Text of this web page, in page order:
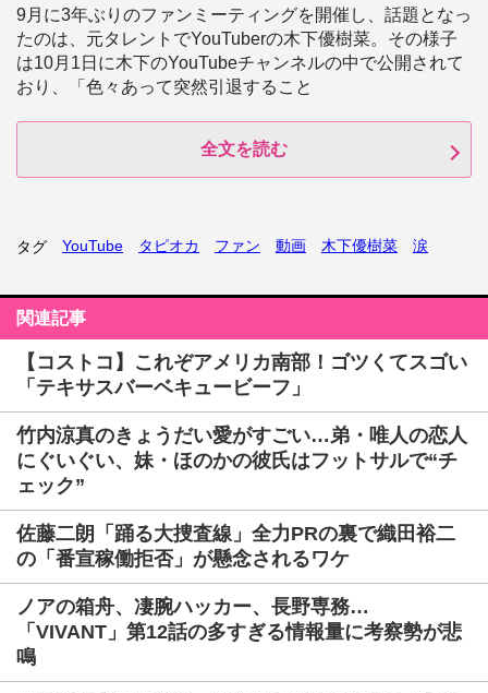
9月に3年ぶりのファンミーティングを開催し、話題となっ
たのは、元タレントでYouTuberの木下優樹菜。その様子
は10月1日に木下のYouTubeチャンネルの中で公開されて
おり、「色々あって突然引退すること
全文を読む
タグ YouTube タピオカ ファン 動画 木下優樹菜 涙
関連記事
【コストコ】これぞアメリカ南部！ゴツくてスゴい
「テキサスバーベキュービーフ」
竹内涼真のきょうだい愛がすごい…弟・唯人の恋人
にぐいぐい、妹・ほのかの彼氏はフットサルで“チ
ェック”
佐藤二朗「踊る大捜査線」全力PRの裏で織田裕二
の「番宣稼働拒否」が懸念されるワケ
ノアの箱舟、凄腕ハッカー、長野専務…
「VIVANT」第12話の多すぎる情報量に考察勢が悲
鳴